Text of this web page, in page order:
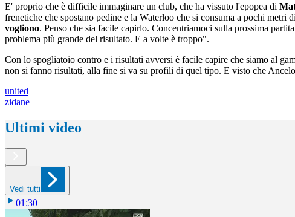
E' proprio che è difficile immaginare un club, che ha vissuto l'epopea di
frenetiche che spostano pedine e la Waterloo che si consuma a pochi
vogliono. Penso che sia facile capirlo. Concentriamoci sulla prossima
problema più grande del risultato. E a volte è troppo".
Con lo spogliatoio contro e i risultati avversi è facile capire che siamo al
non si fanno risultati, alla fine si va su profili di quel tipo. E visto che
united
zidane
Ultimi video
Vedi tutti
01:30